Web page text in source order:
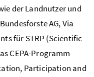
der Landnutzer und
AG, Via
für STRP (Scientific
CEPA-Programm
Participation and